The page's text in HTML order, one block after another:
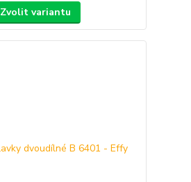
Zvolit variantu